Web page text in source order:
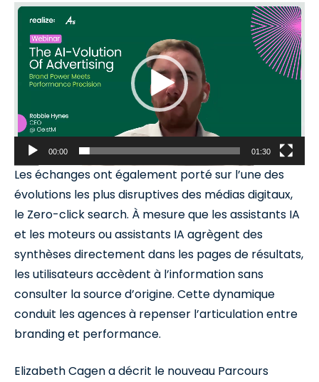
Video
Player
00:00 01:30
Les échanges ont également porté sur l’une des
évolutions les plus disruptives des médias digitaux,
le Zero-click search. À mesure que les assistants IA
et les moteurs ou assistants IA agrègent des
synthèses directement dans les pages de résultats,
les utilisateurs accèdent à l’information sans
consulter la source d’origine. Cette dynamique
conduit les agences à repenser l’articulation entre
branding et performance.
Elizabeth Cagen a décrit le nouveau Parcours